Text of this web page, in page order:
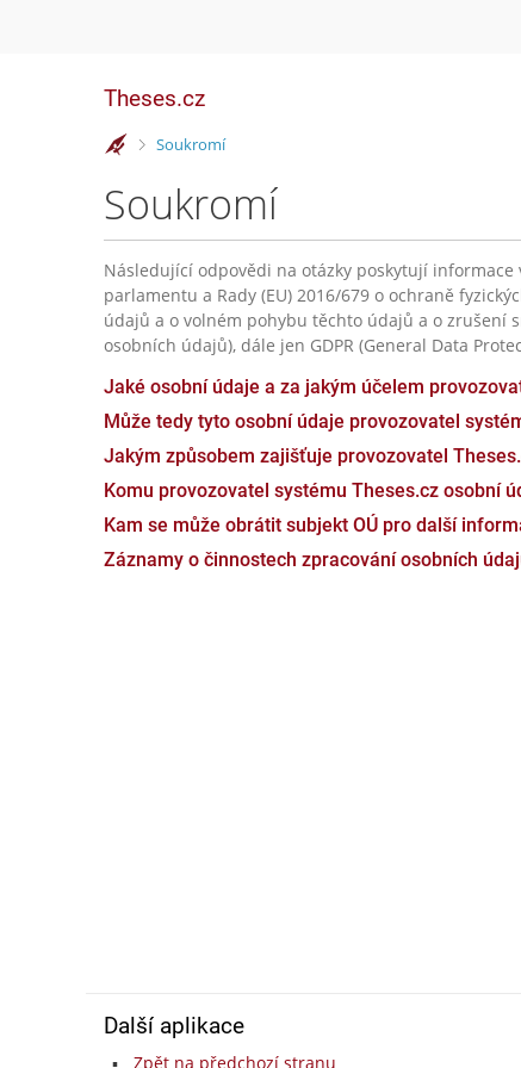
Theses.cz
>
Soukromí
Soukromí
Následující odpovědi na otázky poskytují
parlamentu a Rady (EU) 2016/679 o ochraně
údajů a o volném pohybu těchto údajů a o zrušení
osobních údajů), dále jen GDPR (General Data
Jaké osobní údaje a za jakým účelem
Může tedy tyto osobní údaje provozovatel
Jakým způsobem zajišťuje provozovatel
Komu provozovatel systému Theses.cz osobní
Kam se může obrátit subjekt OÚ pro další
Záznamy o činnostech zpracování osobních
Další aplikace
Zpět na předchozí stranu